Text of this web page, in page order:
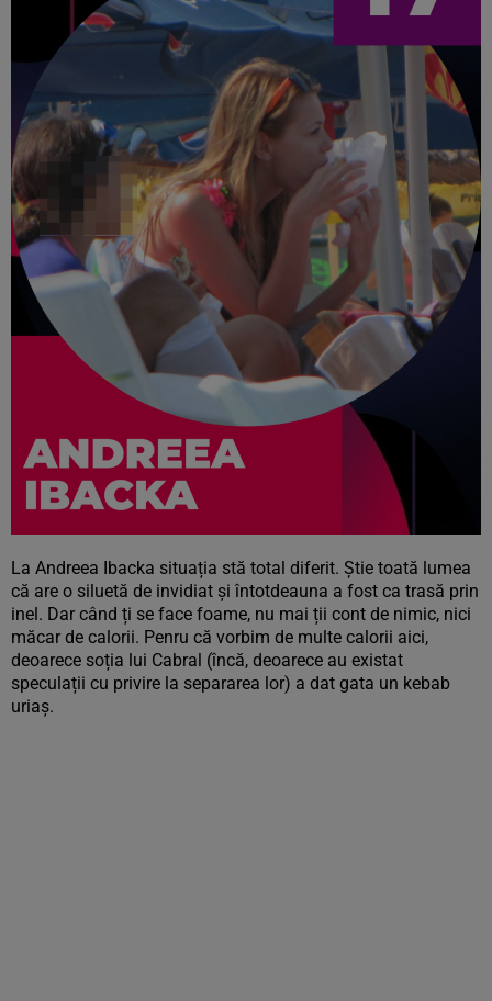
La Andreea Ibacka situația stă total diferit. Știe toată lumea
că are o siluetă de invidiat și întotdeauna a fost ca trasă prin
inel. Dar când ți se face foame, nu mai ții cont de nimic, nici
măcar de calorii. Penru că vorbim de multe calorii aici,
deoarece soția lui Cabral (încă, deoarece au existat
speculații cu privire la separarea lor) a dat gata un kebab
uriaș.